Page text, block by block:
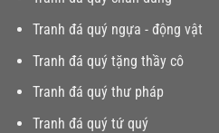
Tranh đá quý ngựa - động vật
Tranh đá quý tặng thầy cô
Tranh đá quý thư pháp
Tranh đá quý tứ quý